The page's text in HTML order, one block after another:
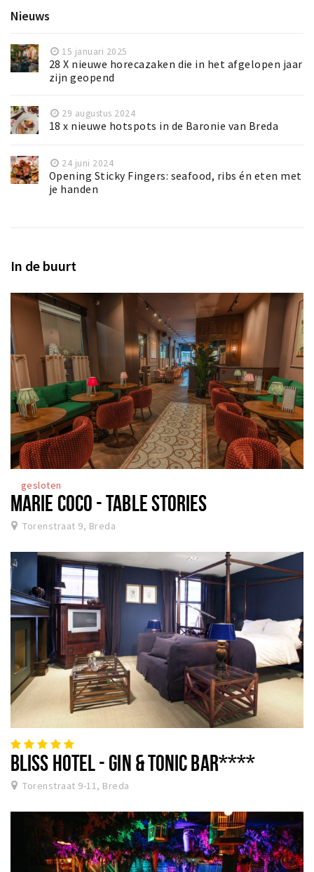
Nieuws
15 januari 2025
28 X nieuwe horecazaken die in het afgelopen jaar
zijn geopend
29 augustus 2024
18 x nieuwe hotspots in de Baronie van Breda
24 juni 2024
Opening Sticky Fingers: seafood, ribs én eten met
je handen
In de buurt
gesloten
MARIE COCO - TABLE STORIES
Torenstraat 9, Breda
BLISS HOTEL - GIN & TONIC BAR****
Torenstraat 9-11, Breda